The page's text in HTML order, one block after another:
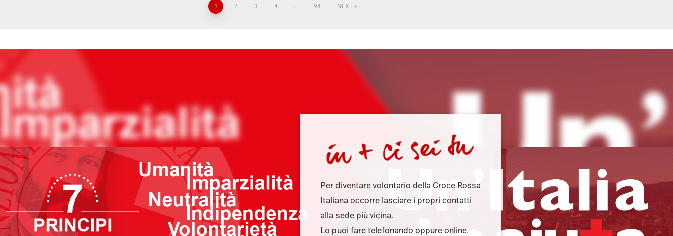
1 2 3 4 … 94 NEXT
Per diventare volontario della Croce Rossa
Italiana occorre lasciare i propri contatti
alla sede più vicina.
Lo puoi fare telefonando oppure online.